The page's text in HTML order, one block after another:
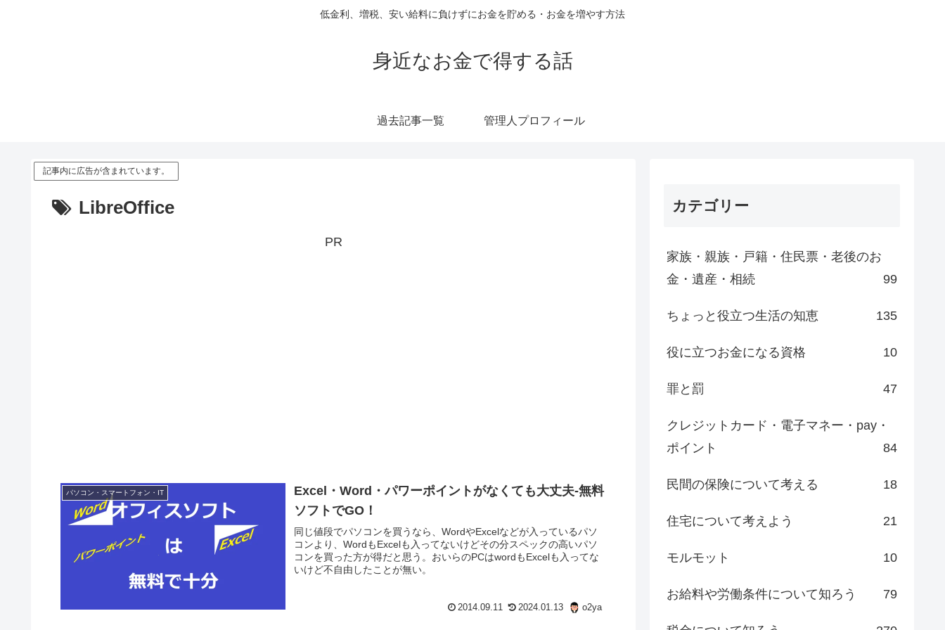
低金利、増税、安い給料に負けずにお金を貯める・お金を増やす方法
身近なお金で得する話
過去記事一覧 管理人プロフィール
記事内に広告が含まれています。
LibreOffice
PR
パソコン・スマートフォン・IT
Excel・Word・パワーポイントがなくても大丈夫-無料
ソフトでGO！
同じ値段でパソコンを買うなら、WordやExcelなどが入っているパソ
コンより、WordもExcelも入ってないけどその分スペックの高いパソ
コンを買った方が得だと思う。おいらのPCはwordもExcelも入ってな
いけど不自由したことが無い。
2014.09.11 2024.01.13 o2ya
カテゴリー
家族・親族・戸籍・住民票・老後のお
金・遺産・相続
99
ちょっと役立つ生活の知恵 135
役に立つお金になる資格 10
罪と罰 47
クレジットカード・電子マネー・pay・
ポイント
84
民間の保険について考える 18
住宅について考えよう 21
モルモット 10
お給料や労働条件について知ろう 79